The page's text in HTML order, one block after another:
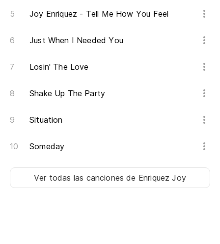
Joy Enriquez - Tell Me How You Feel
Just When I Needed You
Losin' The Love
Shake Up The Party
Situation
Someday
Ver todas las cancionesde Enriquez Joy